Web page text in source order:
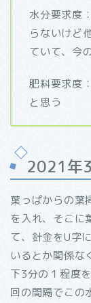
水分要求度
らないけど
ていて、今
肥料要求度
と思う
2021年
葉っぱからの葉
を入れ、そこに
て、針金をU字
いるとか関係な
下3分の１程度
回の間隔でこの